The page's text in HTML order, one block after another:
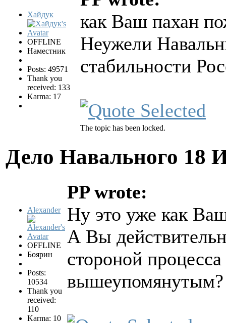
Хайдук
OFFLINE
Наместник
Posts: 49571
Thank you
received: 133
Karma: 17
как Ваш пахан
Неужели
стабильности
The topic has been locked.
Дело Навального 18
Alexander
OFFLINE
Боярин
Posts:
10534
Thank you
received:
110
Karma: 10
PP wrote:
Ну это уже как
А Вы
стороной